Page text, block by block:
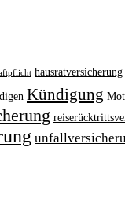
hausratversicherung
Kündigung